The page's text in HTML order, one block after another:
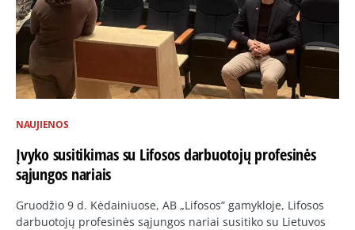
NAUJIENOS
Įvyko susitikimas su Lifosos darbuotojų profesinės
sąjungos nariais
Gruodžio 9 d. Kėdainiuose, AB „Lifosos” gamykloje, Lifosos
darbuotojų profesinės sąjungos nariai susitiko su Lietuvos